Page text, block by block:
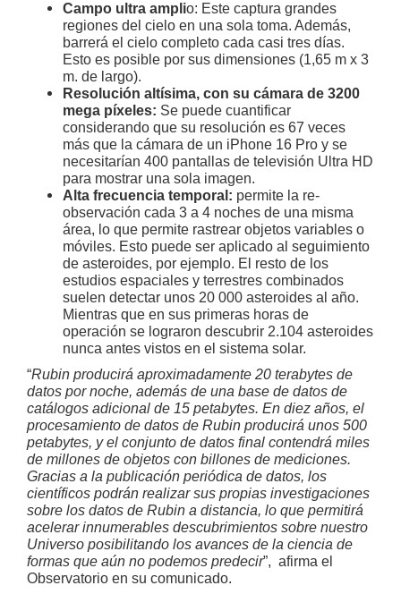
Campo ultra amplio: Este captura grandes
regiones del cielo en una sola toma. Además,
barrerá el cielo completo cada casi tres días.
Esto es posible por sus dimensiones (1,65 m x 3
m. de largo).
Resolución altísima, con su cámara de 3200
mega píxeles: Se puede cuantificar
considerando que su resolución es 67 veces
más que la cámara de un iPhone 16 Pro y se
necesitarían 400 pantallas de televisión Ultra HD
para mostrar una sola imagen.
Alta frecuencia temporal: permite la re-
observación cada 3 a 4 noches de una misma
área, lo que permite rastrear objetos variables o
móviles. Esto puede ser aplicado al seguimiento
de asteroides, por ejemplo. El resto de los
estudios espaciales y terrestres combinados
suelen detectar unos 20 000 asteroides al año.
Mientras que en sus primeras horas de
operación se lograron descubrir 2.104 asteroides
nunca antes vistos en el sistema solar.
“Rubin producirá aproximadamente 20 terabytes de
datos por noche, además de una base de datos de
catálogos adicional de 15 petabytes. En diez años, el
procesamiento de datos de Rubin producirá unos 500
petabytes, y el conjunto de datos final contendrá miles
de millones de objetos con billones de mediciones.
Gracias a la publicación periódica de datos, los
científicos podrán realizar sus propias investigaciones
sobre los datos de Rubin a distancia, lo que permitirá
acelerar innumerables descubrimientos sobre nuestro
Universo posibilitando los avances de la ciencia de
formas que aún no podemos predecir”, afirma el
Observatorio en su comunicado.